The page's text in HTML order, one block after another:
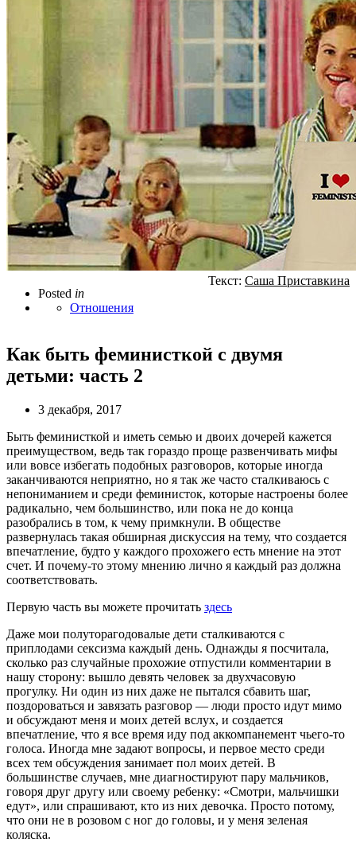
Posted in
Отношения
Текст: Саша Приставкина
Как быть феминисткой с двумя
детьми: часть 2
3 декабря, 2017
Быть феминисткой и иметь семью и двоих дочерей кажется
преимуществом, ведь так гораздо проще развенчивать мифы
или вовсе избегать подобных разговоров, которые иногда
заканчиваются неприятно, но я так же часто сталкиваюсь с
непониманием и среди феминисток, которые настроены более
радикально, чем большинство, или пока не до конца
разобрались в том, к чему примкнули. В обществе
развернулась такая обширная дискуссия на тему, что создается
впечатление, будто у каждого прохожего есть мнение на этот
счет. И почему-то этому мнению лично я каждый раз должна
соответствовать.
Первую часть вы можете прочитать здесь
Даже мои полуторагодовалые дети сталкиваются с
приплодами сексизма каждый день. Однажды я посчитала,
сколько раз случайные прохожие отпустили комментарии в
нашу сторону: вышло девять человек за двухчасовую
прогулку. Ни один из них даже не пытался сбавить шаг,
поздороваться и завязать разговор — люди просто идут мимо
и обсуждают меня и моих детей вслух, и создается
впечатление, что я все время иду под аккомпанемент чьего-то
голоса. Иногда мне задают вопросы, и первое место среди
всех тем обсуждения занимает пол моих детей. В
большинстве случаев, мне диагностируют пару мальчиков,
говоря друг другу или своему ребенку: «Смотри, мальчишки
едут», или спрашивают, кто из них девочка. Просто потому,
что они не в розовом с ног до головы, и у меня зеленая
коляска.